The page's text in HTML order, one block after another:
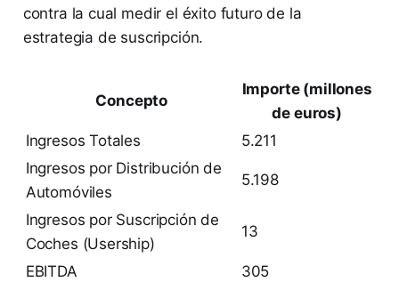
contra la cual medir el éxito futuro de la
estrategia de suscripción.
Concepto
Importe (millones
de euros)
Ingresos Totales
5.211
Ingresos por Distribución de
Automóviles
5.198
Ingresos por Suscripción de
Coches (Usership)
13
EBITDA 305